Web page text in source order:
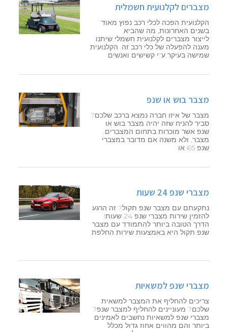
מצברים לקלנועית חשמלית
הקלנועית הפכה לכלי רכב נפוץ מאוד
בשנים האחרונות, מה שהביא
לייצור מצברים לקלנועית חשמלי שיתנו
מענה להפעלה של כלי רכב זה. הקלנועית
שמישה בעיקר ע"י קשישים ואנשים
מצבר בוש או שנפ
מצבר של איזו חברה נמצא ברכב שלכם?
סביר להניח שזה יהיה מצבר בוש או
שנפ אשר מוכרות בתחום המצברים.
מצבר, ולא משנה אם מדובר במצברי
שנפ 65 או
מצברי שנפ 24 שעות
נתקעתם עם מצבר שנפ תקול? זה הרגע
להזמין שירות מצברי שנפ 24 שעות!
הדרך הטובה ביותר להתמודד עם מצבר
שנפ תקול היא באמצעות שירות החלפת
מצברי שנפ למשאיות
צריכים להחליף את המצבר למשאית
שלכם? מעוניינים להחליף למצבר שנפ?
מצברי שנפ למשאיות נחשבים לאמינים
ביותר והם מהווים אחוז גדול מכלל